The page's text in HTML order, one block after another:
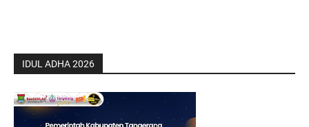
IDUL ADHA 2026